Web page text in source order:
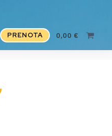
PRENOTA 0,00 €